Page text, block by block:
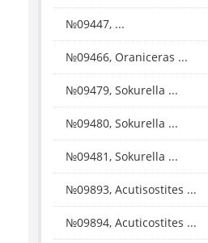
№09447, ...
№09466, Oraniceras ...
№09479, Sokurella ...
№09480, Sokurella ...
№09481, Sokurella ...
№09893, Acutisostites ...
№09894, Acuticostites ...